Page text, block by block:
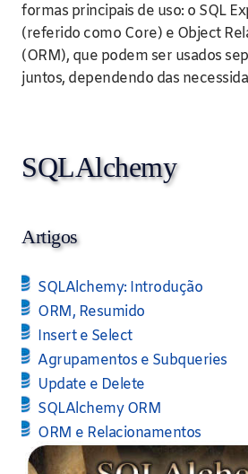
formas principais de uso: o SQL
(referido como Core) e Object
(ORM), que podem ser usados
juntos, dependendo das
SQLAlchemy
Artigos
SQLAlchemy: Introdução
ORM, Resumido
Insert e Select
Agrupamentos e Subqueries
Update e Delete
SQLAlchemy ORM
ORM e Relacionamentos